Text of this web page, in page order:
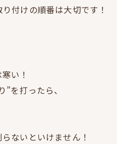
付けの順番は大切です！
い！
を打ったら、
ないといけません！